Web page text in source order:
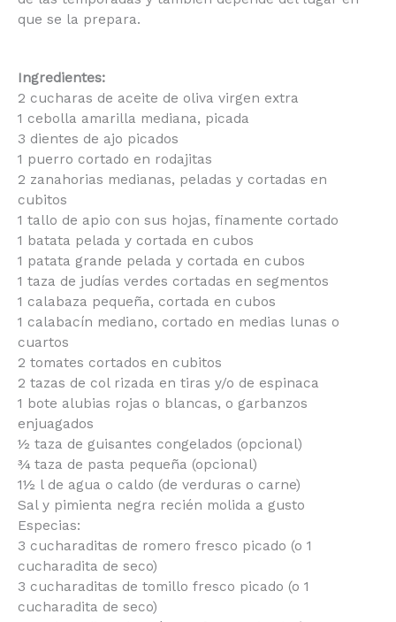
lugar en que se la prepara.
Ingredientes:
2 cucharas de aceite de oliva virgen extra
1 cebolla amarilla mediana, picada
1 puerro cortado en rodajitas
2 zanahorias medianas, peladas y cortadas en
1 batata pelada y cortada en cubos
1 patata grande pelada y cortada en cubos
1 taza de judías verdes cortadas en segmentos
1 calabaza pequeña, cortada en cubos
1 calabacín mediano, cortado en medias lunas o
1 bote alubias rojas o blancas, o garbanzos
½ taza de guisantes congelados (opcional)
¾ taza de pasta pequeña (opcional)
1½ l de agua o caldo (de verduras o carne)
Sal y pimienta negra recién molida a gusto
Especias:
3 cucharaditas de romero fresco picado (o 1
cucharadita de seco)
3 cucharaditas de tomillo fresco picado (o 1
cucharadita de seco)
3 cucharaditas de orégano fresco picado (o 1